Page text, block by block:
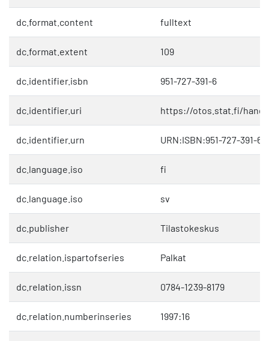
dc.format.content fulltext
dc.format.extent 109
dc.identifier.isbn 951-727-391-6
dc.identifier.uri https://otos.stat.fi/
dc.identifier.urn URN:ISBN:951-727-391-6
dc.language.iso fi
dc.language.iso sv
dc.publisher Tilastokeskus
dc.relation.ispartofseries Palkat
dc.relation.issn 0784-1239-8179
dc.relation.numberinseries 1997:16